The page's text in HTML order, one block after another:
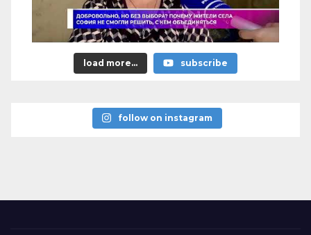
load more... subscribe
follow on instagram